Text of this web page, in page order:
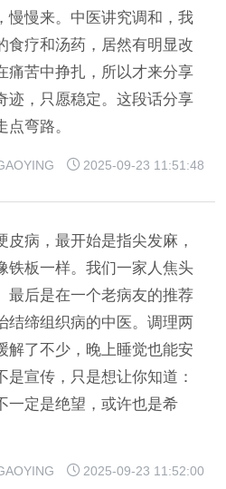
慢慢来。中医讲究调和，我
食疗和汤药，居然有明显改
痛苦中挣扎，所以才来分享
迹，只愿稳定。这段话分享
弯路。
2025-09-23 11:51:48
皮病，最开始是指尖发麻，
铁板一样。我们一家人焦头
最后是在一个老病友的推荐
结缔组织病的中医。调理两
解了不少，晚上睡觉也能安
是宣传，只是想让你知道：
一定是绝望，或许也是希
2025-09-23 11:52:00